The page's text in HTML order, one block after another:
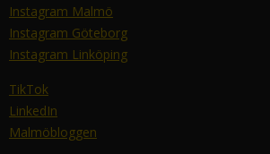
Instagram Malmö
Instagram Göteborg
Instagram Linköping
TikTok
LinkedIn
Malmöbloggen